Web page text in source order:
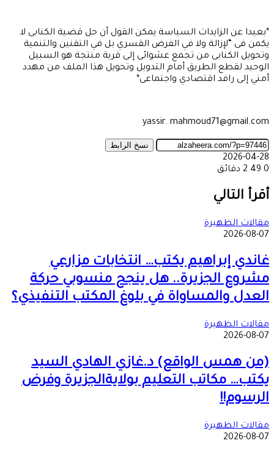
*بعيدا عن الزايدات السياسة يمكن القول أن حل قضية الكنابى لا
يكمن فى “لإزالة ولا في الفرض القسري بل في التقنين والتنمية
وتحويل الكنابى من تجمع عشوائى إلى قرية منتجة هو السبيل
الوحيد لقطع الطريق أمام التدويل وتحويل هذا الملف من مهدد
أمني إلى رافد اقتصادي واجتماعى*
yassir. mahmoud71@gmail.com
نسخ الرابط
2026-04-28
0
2 دقائق
عبر
البريد
أقرأ التالي
مقالات الظهيرة
2026-08-07
غاندي إبراهيم يكتب… انتخابات مزارعي
مشروع الجزيرة.. هل ينجح منسوبي حركة
العدل والمساواة في بلوغ المكتب التنفيذي؟
مقالات الظهيرة
2026-08-07
(من همس الواقع) د.غازي الهادي السيد
يكتب… مكاتب التعليم بولايةالجزيرة وفرض
الرسوم!!
مقالات الظهيرة
2026-08-07